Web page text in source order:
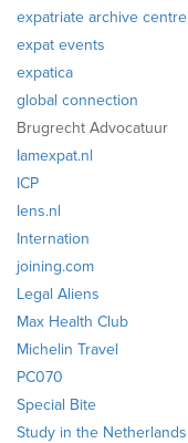
expatriate archive centre
expat events
expatica
global connection
Brugrecht Advocatuur
Iamexpat.nl
ICP
Iens.nl
Internation
joining.com
Legal Aliens
Max Health Club
Michelin Travel
PC070
Special Bite
Study in the Netherlands